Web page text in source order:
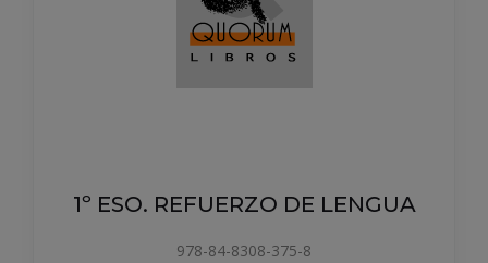
1º ESO. REFUERZO DE LENGUA
978-84-8308-375-8